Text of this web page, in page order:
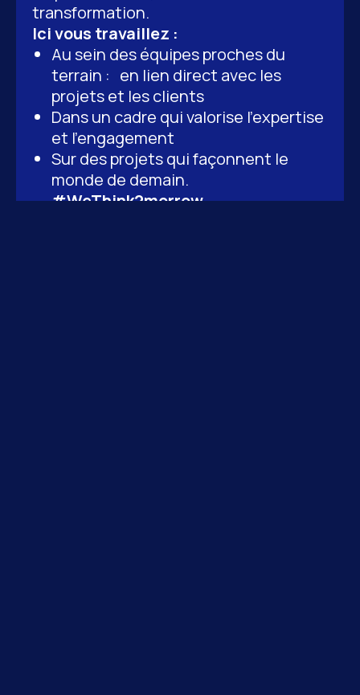
transformation.
Ici vous travaillez :
Au sein des équipes proches du
terrain : en lien direct avec les
projets et les clients
Dans un cadre qui valorise l’expertise
et l’engagement
Sur des projets qui façonnent le
monde de demain.
#WeThink2morrow